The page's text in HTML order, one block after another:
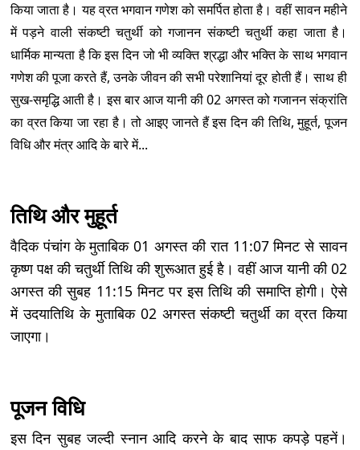
किया जाता है। यह व्रत भगवान गणेश को समर्पित होता है। वहीं सावन महीने
में पड़ने वाली संकष्टी चतुर्थी को गजानन संकष्टी चतुर्थी कहा जाता है।
धार्मिक मान्यता है कि इस दिन जो भी व्यक्ति श्रद्धा और भक्ति के साथ भगवान
गणेश की पूजा करते हैं, उनके जीवन की सभी परेशानियां दूर होती हैं। साथ ही
सुख-समृद्धि आती है। इस बार आज यानी की 02 अगस्त को गजानन संक्रांति
का व्रत किया जा रहा है। तो आइए जानते हैं इस दिन की तिथि, मुहूर्त, पूजन
विधि और मंत्र आदि के बारे में...
तिथि और मुहूर्त
वैदिक पंचांग के मुताबिक 01 अगस्त की रात 11:07 मिनट से सावन
कृष्ण पक्ष की चतुर्थी तिथि की शुरूआत हुई है। वहीं आज यानी की 02
अगस्त की सुबह 11:15 मिनट पर इस तिथि की समाप्ति होगी। ऐसे
में उदयातिथि के मुताबिक 02 अगस्त संकष्टी चतुर्थी का व्रत किया
जाएगा।
पूजन विधि
इस दिन सुबह जल्दी स्नान आदि करने के बाद साफ कपड़े पहनें।